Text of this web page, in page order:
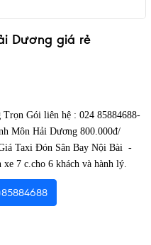
Dương giá rẻ
Trọn Gói liên hệ : 024 85884688-
Môn Hải Dương 800.000đ/
Taxi Đón Sân Bay Nội Bài -
7 c.cho 6 khách và hành lý.